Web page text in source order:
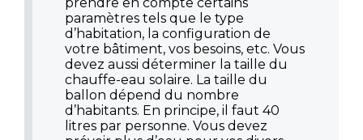
paramètres tels que le type
d’habitation, la configuration de
votre bâtiment, vos besoins, etc. Vous
devez aussi déterminer la taille du
chauffe-eau solaire. La taille du
ballon dépend du nombre
d’habitants. En principe, il faut 40
litres par personne. Vous devez